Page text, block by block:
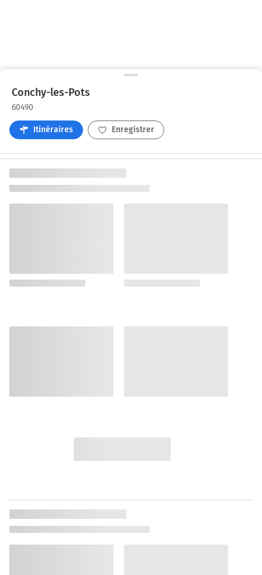
Conchy-les-Pots
60490
Itinéraires Enregistrer